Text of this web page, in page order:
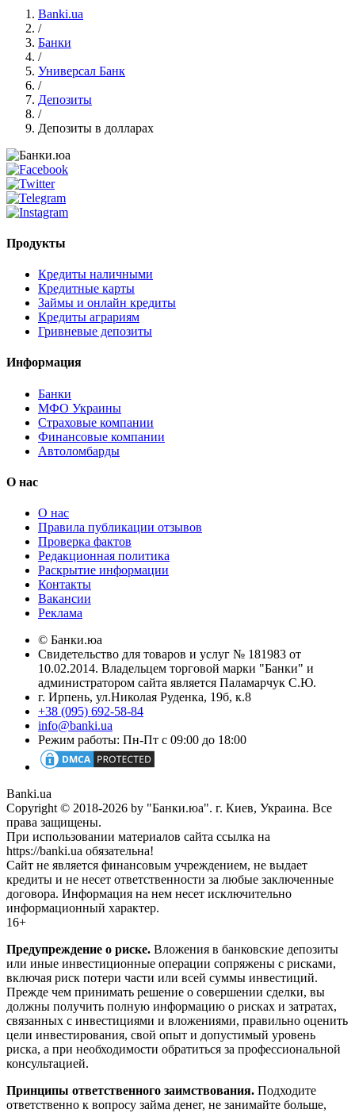
Banki.ua
/
Банки
/
Универсал Банк
/
Депозиты
/
Депозиты в долларах
Продукты
Кредиты наличными
Кредитные карты
Займы и онлайн кредиты
Кредиты аграриям
Гривневые депозиты
Информация
Банки
МФО Украины
Страховые компании
Финансовые компании
Автоломбарды
О нас
О нас
Правила публикации отзывов
Проверка фактов
Редакционная политика
Раскрытие информации
Контакты
Вакансии
Реклама
© Банки.юа
Свидетельство для товаров и услуг № 181983 от
10.02.2014. Владельцем торговой марки "Банки" и
администратором сайта является Паламарчук С.Ю.
г. Ирпень, ул.Николая Руденка, 19б, к.8
+38 (095) 692-58-84
info@banki.ua
Режим работы: Пн-Пт с 09:00 до 18:00
Banki.ua
Copyright © 2018-2026 by "Банки.юа". г. Киев, Украина. Все
права защищены.
При использовании материалов сайта ссылка на
https://banki.ua обязательна!
Сайт не является финансовым учреждением, не выдает
кредиты и не несет ответственности за любые заключенные
договора. Информация на нем несет исключительно
информационный характер.
16+
Предупреждение о риске. Вложения в банковские депозиты
или иные инвестиционные операции сопряжены с рисками,
включая риск потери части или всей суммы инвестиций.
Прежде чем принимать решение о совершении сделки, вы
должны получить полную информацию о рисках и затратах,
связанных с инвестициями и вложениями, правильно оценить
цели инвестирования, свой опыт и допустимый уровень
риска, а при необходимости обратиться за профессиональной
консультацией.
Принципы ответственного заимствования. Подходите
ответственно к вопросу займа денег, не занимайте больше,